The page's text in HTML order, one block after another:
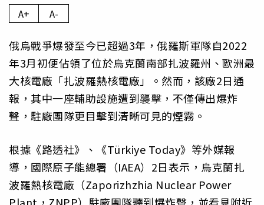
A+ A-
俄烏戰爭爆發至今已超過3年，俄羅斯軍隊自2022
年3月初便佔領了位於烏克蘭南部扎波羅州、歐洲最
大核電廠「扎波羅熱核電廠」。然而，該廠2日通
報，其中一座輔助設施遭到襲擊，不僅傳出爆炸
聲，駐廠團隊更目擊到清晰可見的煙霧。
根據《路透社》、《Türkiye Today》等外媒報
導，國際原子能總署（IAEA）2日表示，烏克蘭扎
波羅熱核電廠（Zaporizhzhia Nuclear Power
Plant，ZNPP）駐廠團隊聽到爆炸聲，並看見附近